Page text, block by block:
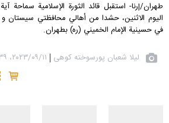
طهران/إرنا- استقبل قائد الثورة الإسلامية سماحة
اليوم الاثنين، حشدا من أهالي محافظتي سيستان
في حسينية الإمام الخميني (ره) بطهران.
لیلا شعبان پورسوخته کوهی ١١‏/٠٩‏/٢٠٢٣، ٢:٣٩ م